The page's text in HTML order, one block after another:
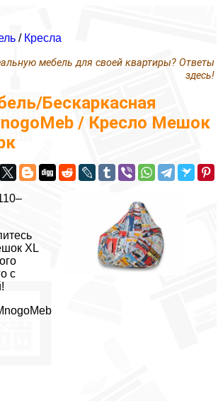
/ Кресла
мебель для своей квартиры? Ответы
здесь!
Бескаркасная
/ Кресло Мешок
XL
с